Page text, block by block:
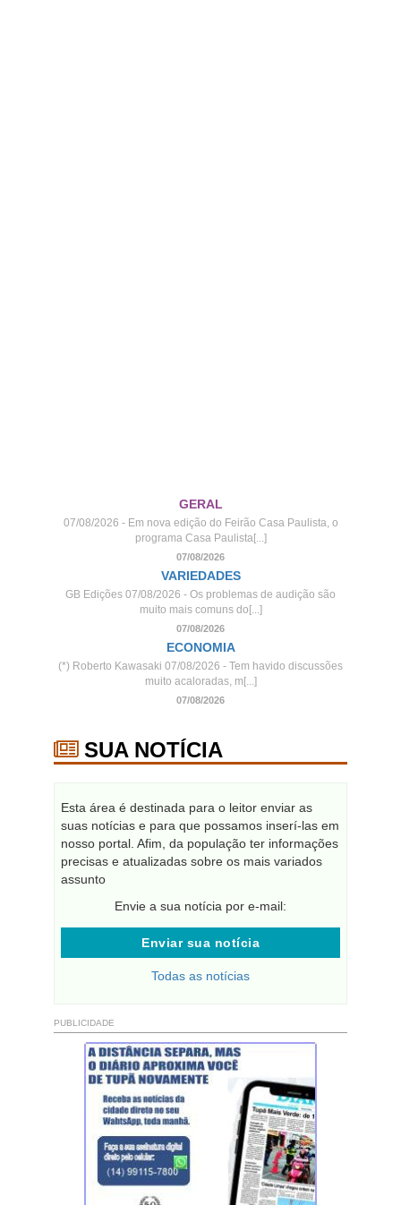
GERAL
07/08/2026 - Em nova edição do Feirão Casa Paulista, o
programa Casa Paulista[...]
07/08/2026
VARIEDADES
GB Edições 07/08/2026 - Os problemas de audição são
muito mais comuns do[...]
07/08/2026
ECONOMIA
(*) Roberto Kawasaki 07/08/2026 - Tem havido discussões
muito acaloradas, m[...]
07/08/2026
SUA NOTÍCIA
Esta área é destinada para o leitor enviar as
suas notícias e para que possamos inserí-las em
nosso portal. Afim, da população ter informações
precisas e atualizadas sobre os mais variados
assunto
Envie a sua notícia por e-mail:
Enviar sua notícia
Todas as notícias
PUBLICIDADE